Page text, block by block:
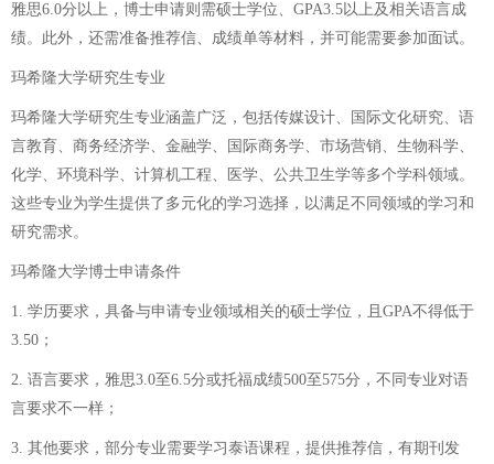
雅思6.0分以上，博士申请则需硕士学位、GPA3.5以上及相关语言成
绩。此外，还需准备推荐信、成绩单等材料，并可能需要参加面试。
玛希隆大学研究生专业
玛希隆大学研究生专业涵盖广泛，包括传媒设计、国际文化研究、语
言教育、商务经济学、金融学、国际商务学、市场营销、生物科学、
化学、环境科学、计算机工程、医学、公共卫生学等多个学科领域。
这些专业为学生提供了多元化的学习选择，以满足不同领域的学习和
研究需求。
玛希隆大学博士申请条件
1. 学历要求，具备与申请专业领域相关的硕士学位，且GPA不得低于
3.50；
2. 语言要求，雅思3.0至6.5分或托福成绩500至575分，不同专业对语
言要求不一样；
3. 其他要求，部分专业需要学习泰语课程，提供推荐信，有期刊发